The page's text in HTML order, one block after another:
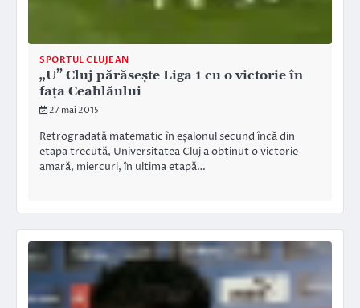
SPORTUL CLUJEAN
„U” Cluj părăsește Liga 1 cu o victorie în
fața Ceahlăului
27 mai 2015
Retrogradată matematic în eșalonul secund încă din
etapa trecută, Universitatea Cluj a obținut o victorie
amară, miercuri, în ultima etapă…